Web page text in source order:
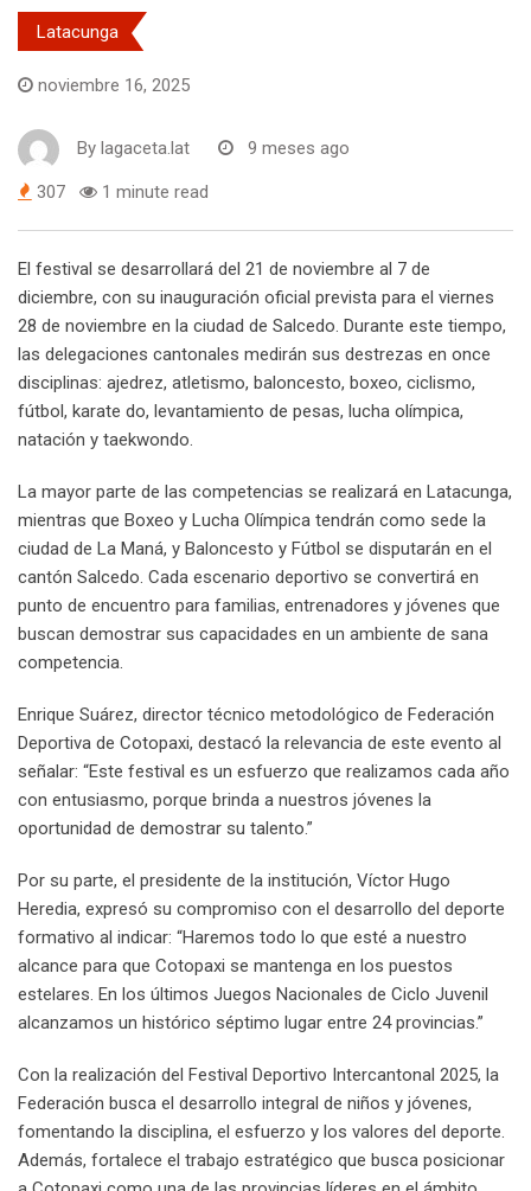
Latacunga
noviembre 16, 2025
By lagaceta.lat 9 meses ago
307 1 minute read
El festival se desarrollará del 21 de noviembre al 7 de
diciembre, con su inauguración oficial prevista para el viernes
28 de noviembre en la ciudad de Salcedo. Durante este tiempo,
las delegaciones cantonales medirán sus destrezas en once
disciplinas: ajedrez, atletismo, baloncesto, boxeo, ciclismo,
fútbol, karate do, levantamiento de pesas, lucha olímpica,
natación y taekwondo.
La mayor parte de las competencias se realizará en Latacunga,
mientras que Boxeo y Lucha Olímpica tendrán como sede la
ciudad de La Maná, y Baloncesto y Fútbol se disputarán en el
cantón Salcedo. Cada escenario deportivo se convertirá en
punto de encuentro para familias, entrenadores y jóvenes que
buscan demostrar sus capacidades en un ambiente de sana
competencia.
Enrique Suárez, director técnico metodológico de Federación
Deportiva de Cotopaxi, destacó la relevancia de este evento al
señalar: “Este festival es un esfuerzo que realizamos cada año
con entusiasmo, porque brinda a nuestros jóvenes la
oportunidad de demostrar su talento.”
Por su parte, el presidente de la institución, Víctor Hugo
Heredia, expresó su compromiso con el desarrollo del deporte
formativo al indicar: “Haremos todo lo que esté a nuestro
alcance para que Cotopaxi se mantenga en los puestos
estelares. En los últimos Juegos Nacionales de Ciclo Juvenil
alcanzamos un histórico séptimo lugar entre 24 provincias.”
Con la realización del Festival Deportivo Intercantonal 2025, la
Federación busca el desarrollo integral de niños y jóvenes,
fomentando la disciplina, el esfuerzo y los valores del deporte.
Además, fortalece el trabajo estratégico que busca posicionar